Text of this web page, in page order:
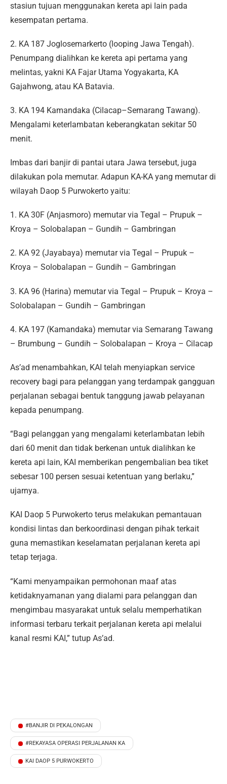
stasiun tujuan menggunakan kereta api lain pada
kesempatan pertama.
2. KA 187 Joglosemarkerto (looping Jawa Tengah).
Penumpang dialihkan ke kereta api pertama yang
melintas, yakni KA Fajar Utama Yogyakarta, KA
Gajahwong, atau KA Batavia.
3. KA 194 Kamandaka (Cilacap–Semarang Tawang).
Mengalami keterlambatan keberangkatan sekitar 50
menit.
Imbas dari banjir di pantai utara Jawa tersebut, juga
dilakukan pola memutar. Adapun KA-KA yang memutar di
wilayah Daop 5 Purwokerto yaitu:
1. KA 30F (Anjasmoro) memutar via Tegal – Prupuk –
Kroya – Solobalapan – Gundih – Gambringan
2. KA 92 (Jayabaya) memutar via Tegal – Prupuk –
Kroya – Solobalapan – Gundih – Gambringan
3. KA 96 (Harina) memutar via Tegal – Prupuk – Kroya –
Solobalapan – Gundih – Gambringan
4. KA 197 (Kamandaka) memutar via Semarang Tawang
– Brumbung – Gundih – Solobalapan – Kroya – Cilacap
As’ad menambahkan, KAI telah menyiapkan service
recovery bagi para pelanggan yang terdampak gangguan
perjalanan sebagai bentuk tanggung jawab pelayanan
kepada penumpang.
“Bagi pelanggan yang mengalami keterlambatan lebih
dari 60 menit dan tidak berkenan untuk dialihkan ke
kereta api lain, KAI memberikan pengembalian bea tiket
sebesar 100 persen sesuai ketentuan yang berlaku,”
ujarnya.
KAI Daop 5 Purwokerto terus melakukan pemantauan
kondisi lintas dan berkoordinasi dengan pihak terkait
guna memastikan keselamatan perjalanan kereta api
tetap terjaga.
“Kami menyampaikan permohonan maaf atas
ketidaknyamanan yang dialami para pelanggan dan
mengimbau masyarakat untuk selalu memperhatikan
informasi terbaru terkait perjalanan kereta api melalui
kanal resmi KAI,” tutup As’ad.
#BANJIR DI PEKALONGAN
#REKAYASA OPERASI PERJALANAN KA
KAI DAOP 5 PURWOKERTO